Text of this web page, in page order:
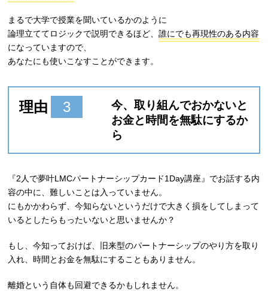
まるで大学で授業を聞いているかのように
論理立ててロジックで説明できるほど、誰にでも再現性のある内容
になっていますので、
あなたにも使いこなすことができます。
理由 3
今、取り組んでおかないと
お金と時間を無駄にするか
ら
『2人で夢叶LMCパートナーシップカード1Day講座』でお話する内
容の中に、難しいことは入っていません。
にもかかわらず、今知らないというだけで大きく損をしてしまって
いるとしたらもったいないと思いませんか？
もし、今知っておけば、旧来型のパートナーシップのやり方を取り
入れ、時間とお金を無駄にすることもありません。
離婚という自体も回避できるかもしれません。